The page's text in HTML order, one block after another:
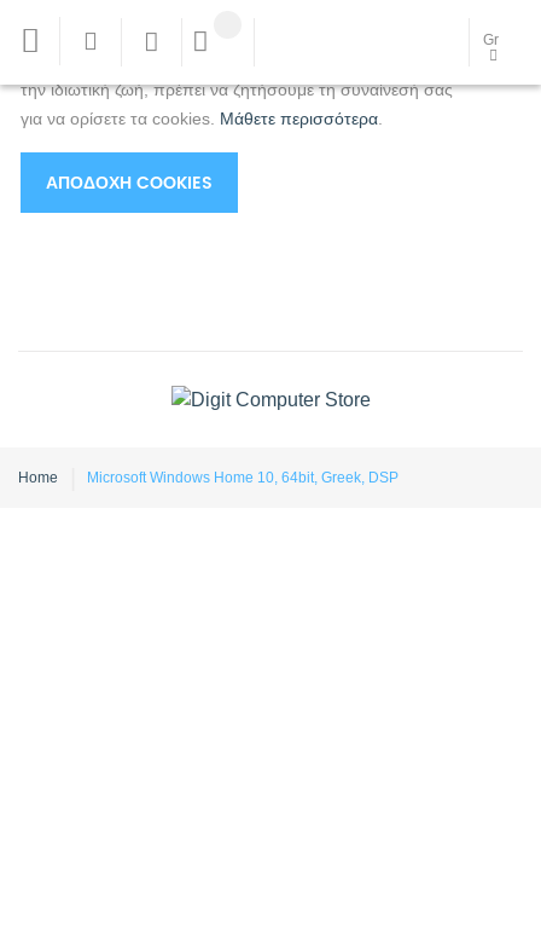
Χρησιμοποιούμε cookies για να βελτιώσουμε την
εμπειρία σας.
την ιδιωτική ζωή, πρέπει να ζητήσουμε τη συναίνεσή σας
για να ορίσετε τα cookies. Μάθετε περισσότερα
ΑΠΟΔΟΧΉ COOKIES
Gr
Home Microsoft Windows Home 10, 64bit, Greek, DSP